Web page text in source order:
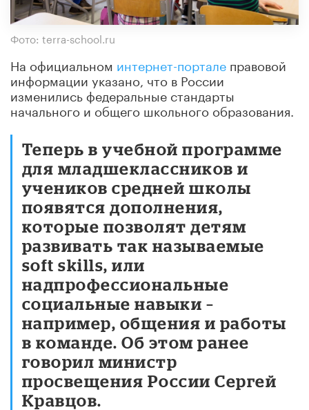
Фото: terra-school.ru
На официальном интернет-портале правовой
информации указано, что в России
изменились федеральные стандарты
начального и общего школьного образования.
Теперь в учебной программе
для младшеклассников и
учеников средней школы
появятся дополнения,
которые позволят детям
развивать так называемые
soft skills, или
надпрофессиональные
социальные навыки –
например, общения и работы
в команде. Об этом ранее
говорил министр
просвещения России Сергей
Кравцов.